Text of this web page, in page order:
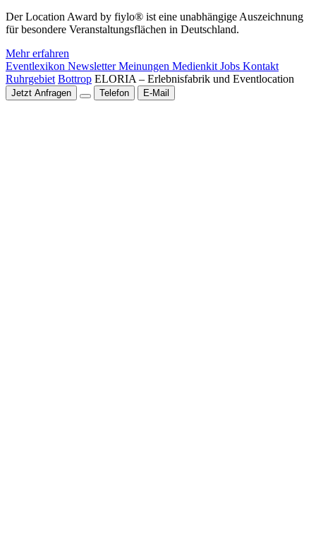
Der Location Award by fiylo® ist eine unabhängige Auszeichnung
für besondere Veranstaltungsflächen in Deutschland.
Mehr erfahren
Eventlexikon NewsletterMeinungen Medienkit Jobs Kontakt
Ruhrgebiet Bottrop ELORIA – Erlebnisfabrik und Eventlocation
Jetzt Anfragen Telefon E-Mail